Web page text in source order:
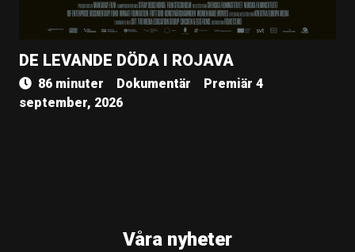
DE LEVANDE DÖDA I ROJAVA
86 minuter Dokumentär
Premiär 4
september, 2026
Våra nyheter